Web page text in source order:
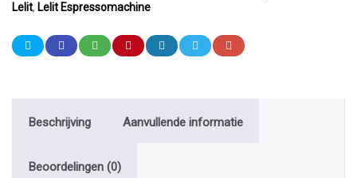
Lelit, Lelit Espressomachine
Beschrijving Aanvullende informatie
Beoordelingen (0)